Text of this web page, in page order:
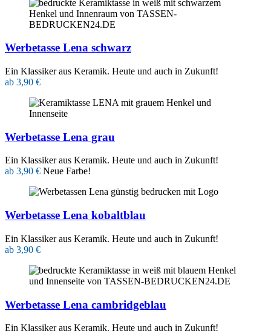
Werbetasse Lena schwarz
Ein Klassiker aus Keramik. Heute und auch in Zukunft!
ab 3,90 €
Werbetasse Lena grau
Ein Klassiker aus Keramik. Heute und auch in Zukunft!
ab 3,90 € Neue Farbe!
Werbetasse Lena kobaltblau
Ein Klassiker aus Keramik. Heute und auch in Zukunft!
ab 3,90 €
Werbetasse Lena cambridgeblau
Ein Klassiker aus Keramik. Heute und auch in Zukunft!